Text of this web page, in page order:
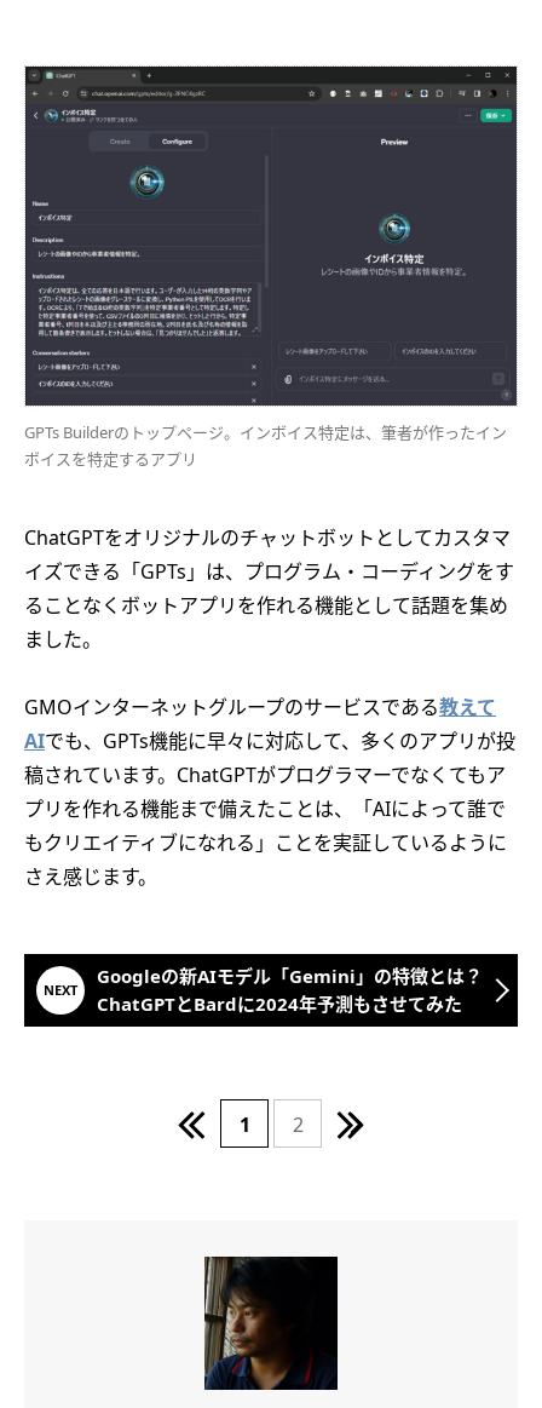
GPTs Builderのトップページ。インボイス特定は、筆者が作ったイン
ボイスを特定するアプリ
ChatGPTをオリジナルのチャットボットとしてカスタマ
イズできる「GPTs」は、プログラム・コーディングをす
ることなくボットアプリを作れる機能として話題を集め
ました。
GMOインターネットグループのサービスである教えて
AIでも、GPTs機能に早々に対応して、多くのアプリが投
稿されています。ChatGPTがプログラマーでなくてもア
プリを作れる機能まで備えたことは、「AIによって誰で
もクリエイティブになれる」ことを実証しているように
さえ感じます。
Googleの新AIモデル「Gemini」の特徴とは？
ChatGPTとBardに2024年予測もさせてみた
1 2